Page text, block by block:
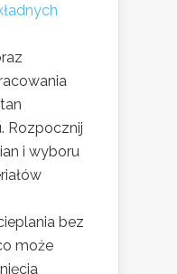
Rozpocznij
i wyboru
bez
może